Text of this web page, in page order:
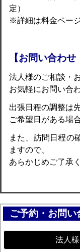
定）
※詳細は料金ペー
【お問い合わせ
法人様のご相談・
お気軽にお問い合
出張日程の調整は
ご希望日がある場
また、訪問日程の
ますので、
あらかじめご了承
ご予約・お問い
法人